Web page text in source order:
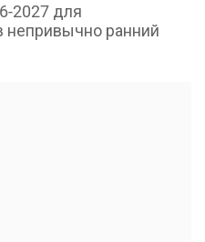
2027 для
непривычно ранний